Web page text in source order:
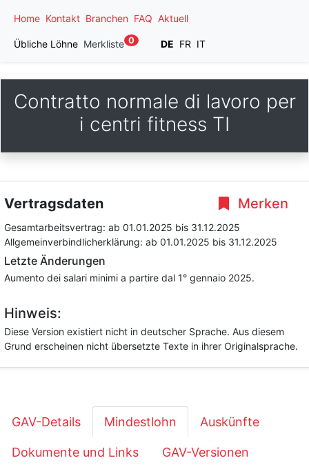
Home Kontakt Branchen FAQ Aktuell
Übliche Löhne Merkliste 0 DE FR IT
Contratto normale di lavoro per
i centri fitness TI
Merken
Vertragsdaten
Gesamtarbeitsvertrag: ab 01.01.2025 bis 31.12.2025
Allgemeinverbindlicherklärung: ab 01.01.2025 bis 31.12.2025
Letzte Änderungen
Aumento dei salari minimi a partire dal 1° gennaio 2025.
Hinweis:
Diese Version existiert nicht in deutscher Sprache. Aus diesem
Grund erscheinen nicht übersetzte Texte in ihrer Originalsprache.
GAV-Details Mindestlohn Auskünfte
Dokumente und Links GAV-Versionen